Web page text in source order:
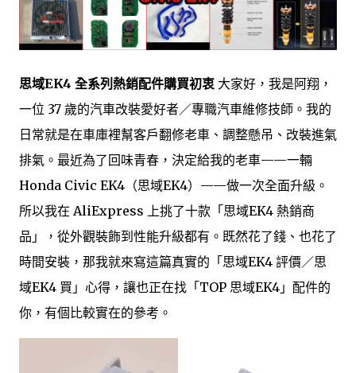
思域EK4 全系列熱銷配件購買初衷 大家好，我是阿翔，
一位 37 歲的汽車改裝愛好者／專職汽車維修技師。我的
日常就是在車庫裡幫客戶翻修老車、調整懸吊、改裝進氣
排氣。最近為了回味青春，決定給我的老車——一輛
Honda Civic EK4（思域EK4）——做一次全面升級。
所以我在 AliExpress 上挑了十款「思域EK4 熱銷商
品」，從外觀裝飾到性能升級都有。既然花了錢、也花了
時間安裝，那我就來寫這篇真實的「思域EK4 評價／思
域EK4 買」心得，讓也正在找「TOP 思域EK4」配件的
你，有個比較實在的參考。